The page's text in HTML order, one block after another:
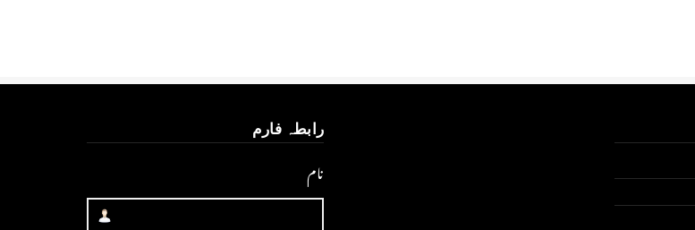
رابطہ فارم
نام